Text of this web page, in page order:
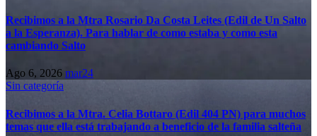
Recibimos a la Mtra Rosario Da Costa Leites (Edil de Un Salto
a la Esperanza). Para hablar de como estaba y como esta
cambiando Salto
Ago 6, 2026 mar24
Sin categoría
Recibimos a la Mtra. Celia Bottaro (Edil 404 PN) para muchos
temas que ella está trabajando a beneficio de la familia salteña